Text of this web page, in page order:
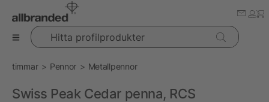
Hitta profilprodukter
timmar Pennor Metallpennor
Swiss Peak Cedar penna, RCS